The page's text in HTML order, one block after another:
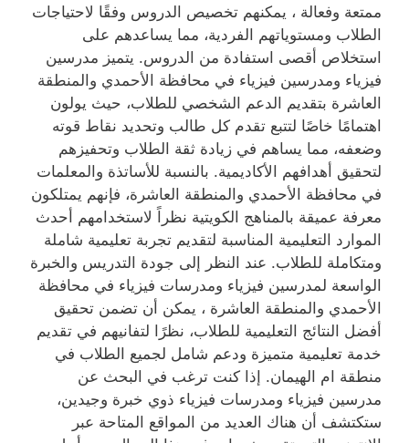
ممتعة وفعالة ، يمكنهم تخصيص الدروس وفقًا لاحتياجات
الطلاب ومستوياتهم الفردية، مما يساعدهم على
استخلاص أقصى استفادة من الدروس. يتميز مدرسين
فيزياء ومدرسين فيزياء في محافظة الأحمدي والمنطقة
العاشرة بتقديم الدعم الشخصي للطلاب، حيث يولون
اهتمامًا خاصًا لتتبع تقدم كل طالب وتحديد نقاط قوته
وضعفه، مما يساهم في زيادة ثقة الطلاب وتحفيزهم
لتحقيق أهدافهم الأكاديمية. بالنسبة للأساتذة والمعلمات
في محافظة الأحمدي والمنطقة العاشرة، فإنهم يمتلكون
معرفة عميقة بالمناهج الكويتية نظراً لاستخدامهم أحدث
الموارد التعليمية المناسبة لتقديم تجربة تعليمية شاملة
ومتكاملة للطلاب. عند النظر إلى جودة التدريس والخبرة
الواسعة لمدرسين فيزياء ومدرسات فيزياء في محافظة
الأحمدي والمنطقة العاشرة ، يمكن أن تضمن تحقيق
أفضل النتائج التعليمية للطلاب، نظرًا لتفانيهم في تقديم
خدمة تعليمية متميزة ودعم شامل لجميع الطلاب في
منطقة ام الهيمان. إذا كنت ترغب في البحث عن
مدرسين فيزياء ومدرسات فيزياء ذوي خبرة وجيدين،
ستكتشف أن هناك العديد من المواقع المتاحة عبر